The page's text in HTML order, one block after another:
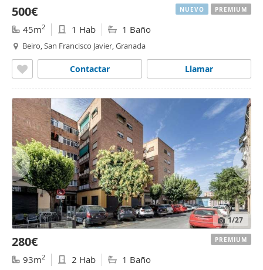
500€
45m2 1 Hab 1 Baño
Beiro, San Francisco Javier, Granada
Llamar
Contactar
NUEVO PREMIUM
1/27
280€
93m2 2 Hab 1 Baño
PREMIUM